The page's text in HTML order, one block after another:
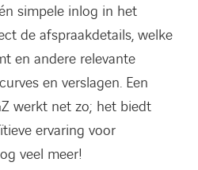
simpele inlog in het
de afspraakdetails, welke
en andere relevante
en verslagen. Een
werkt net zo; het biedt
ervaring voor
veel meer!